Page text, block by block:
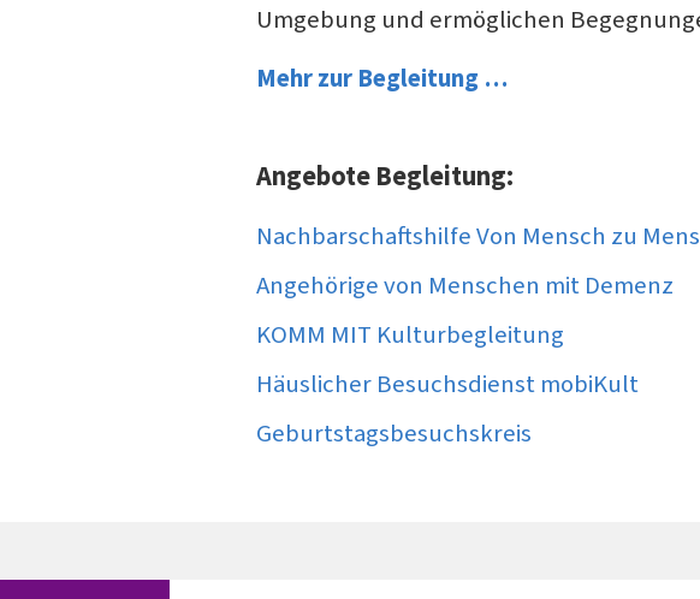
Umgebung und ermöglichen
Mehr zur Begleitung …
Angebote Begleitung:
Nachbarschaftshilfe Von Mensch zu
Angehörige von Menschen mit Demenz
KOMM MIT Kulturbegleitung
Häuslicher Besuchsdienst mobiKult
Geburtstagsbesuchskreis